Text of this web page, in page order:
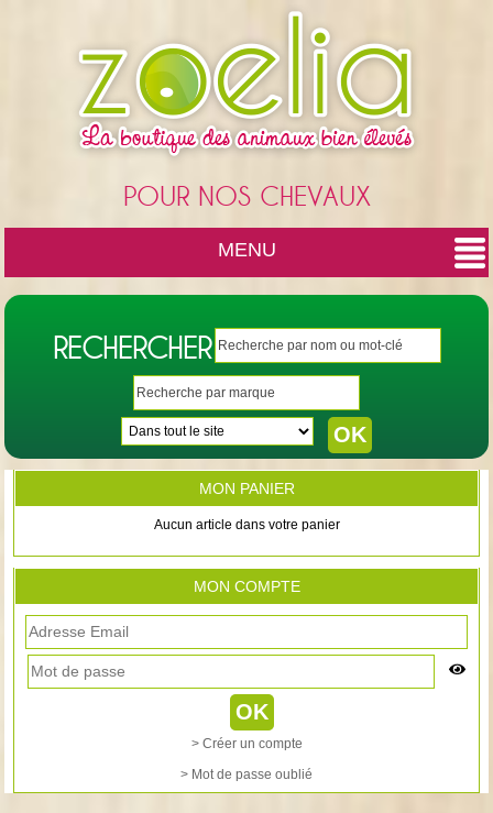
POUR NOS CHEVAUX
MENU
RECHERCHER
MON PANIER
Aucun article dans votre panier
MON COMPTE
> Créer un compte
> Mot de passe oublié